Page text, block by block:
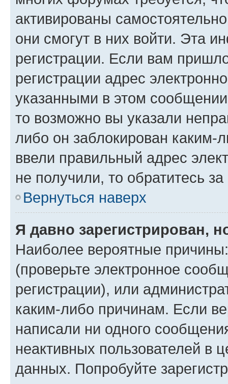
активированы
они смогут в них войти. Эта
регистрации. Если вам
регистрации адрес
указанными в этом
то возможно вы указали
либо он заблокирован
ввели правильный адрес
не получили, то обратитесь
Вернуться наверх
Я давно зарегистрирован,
Наиболее вероятные
(проверьте электронное
регистрации), или
каким-либо причинам. Если
написали ни одного
неактивных пользователей в
данных. Попробуйте